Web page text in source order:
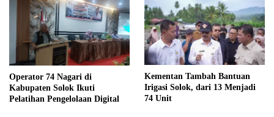
Operator 74 Nagari di
Kabupaten Solok Ikuti
Pelatihan Pengelolaan Digital
Kementan Tambah Bantuan
Irigasi Solok, dari 13 Menjadi
74 Unit